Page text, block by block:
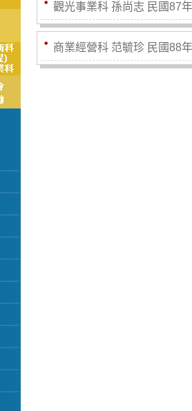
觀光事業科 孫尚志 民國87
商業經營科 范毓珍 民國88